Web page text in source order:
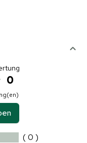
0
( 0 )